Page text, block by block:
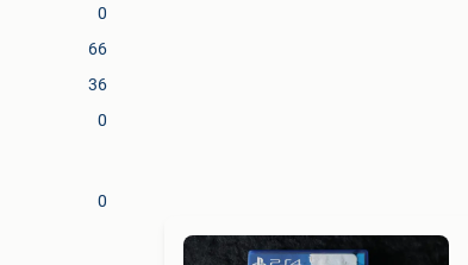
0
66
36
0
0